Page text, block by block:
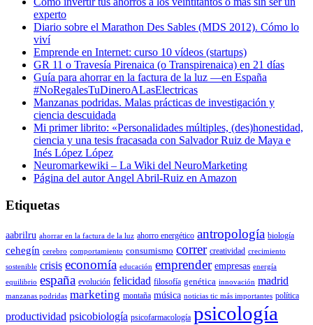
experto
Diario sobre el Marathon Des Sables (MDS 2012). Cómo lo
viví
Emprende en Internet: curso 10 vídeos (startups)
GR 11 o Travesía Pirenaica (o Transpirenaica) en 21 días
Guía para ahorrar en la factura de la luz —en España
#NoRegalesTuDineroALasElectricas
Manzanas podridas. Malas prácticas de investigación y
ciencia descuidada
Mi primer librito: «Personalidades múltiples, (des)honestidad,
ciencia y una tesis fracasada con Salvador Ruiz de Maya e
Inés López López
Neuromarkewiki – La Wiki del NeuroMarketing
Página del autor Angel Abril-Ruiz en Amazon
Etiquetas
aabrilru ahorrar en la factura de la luz ahorro energético antropología biología
cehegín cerebro comportamiento consumismo correr creatividad crecimiento
sostenible crisis economía educación emprender empresas energía
equilibrio españa evolución felicidad filosofía genética innovación madrid
manzanas podridas marketing montaña música noticias tic más importantes política
productividad psicobiología psicofarmacología psicología